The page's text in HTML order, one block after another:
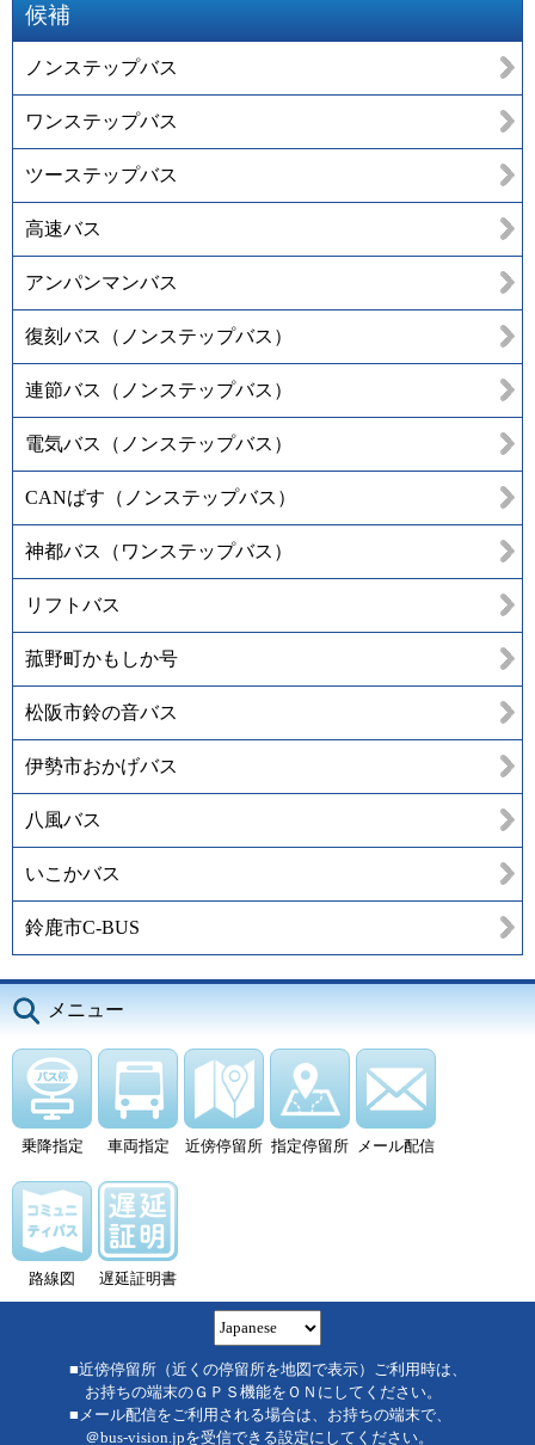
候補
ノンステップバス
ワンステップバス
ツーステップバス
高速バス
アンパンマンバス
復刻バス（ノンステップバス）
連節バス（ノンステップバス）
電気バス（ノンステップバス）
CANばす（ノンステップバス）
神都バス（ワンステップバス）
リフトバス
菰野町かもしか号
松阪市鈴の音バス
伊勢市おかげバス
八風バス
いこかバス
鈴鹿市C-BUS
メニュー
乗降指定 車両指定 近傍停留所 指定停留所 メール配信
路線図 遅延証明書
■近傍停留所（近くの停留所を地図で表示）ご利用時は、
お持ちの端末のＧＰＳ機能をＯＮにしてください。
■メール配信をご利用される場合は、お持ちの端末で、
＠bus-vision.jpを受信できる設定にしてください。